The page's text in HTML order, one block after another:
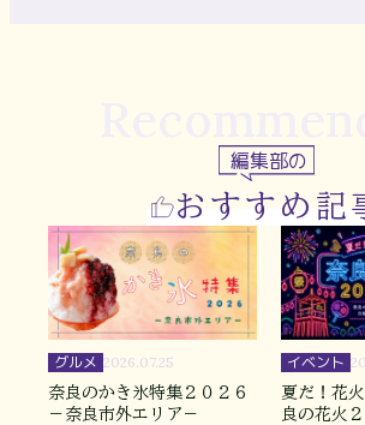
編集部の
おすすめ記
グルメ 2026.07.25
奈良のかき氷特集２０２６
－奈良市外エリア－
イベント
夏だ！花
良の花火